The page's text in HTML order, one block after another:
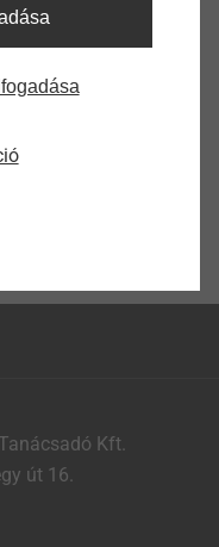
Kft.
út 16.